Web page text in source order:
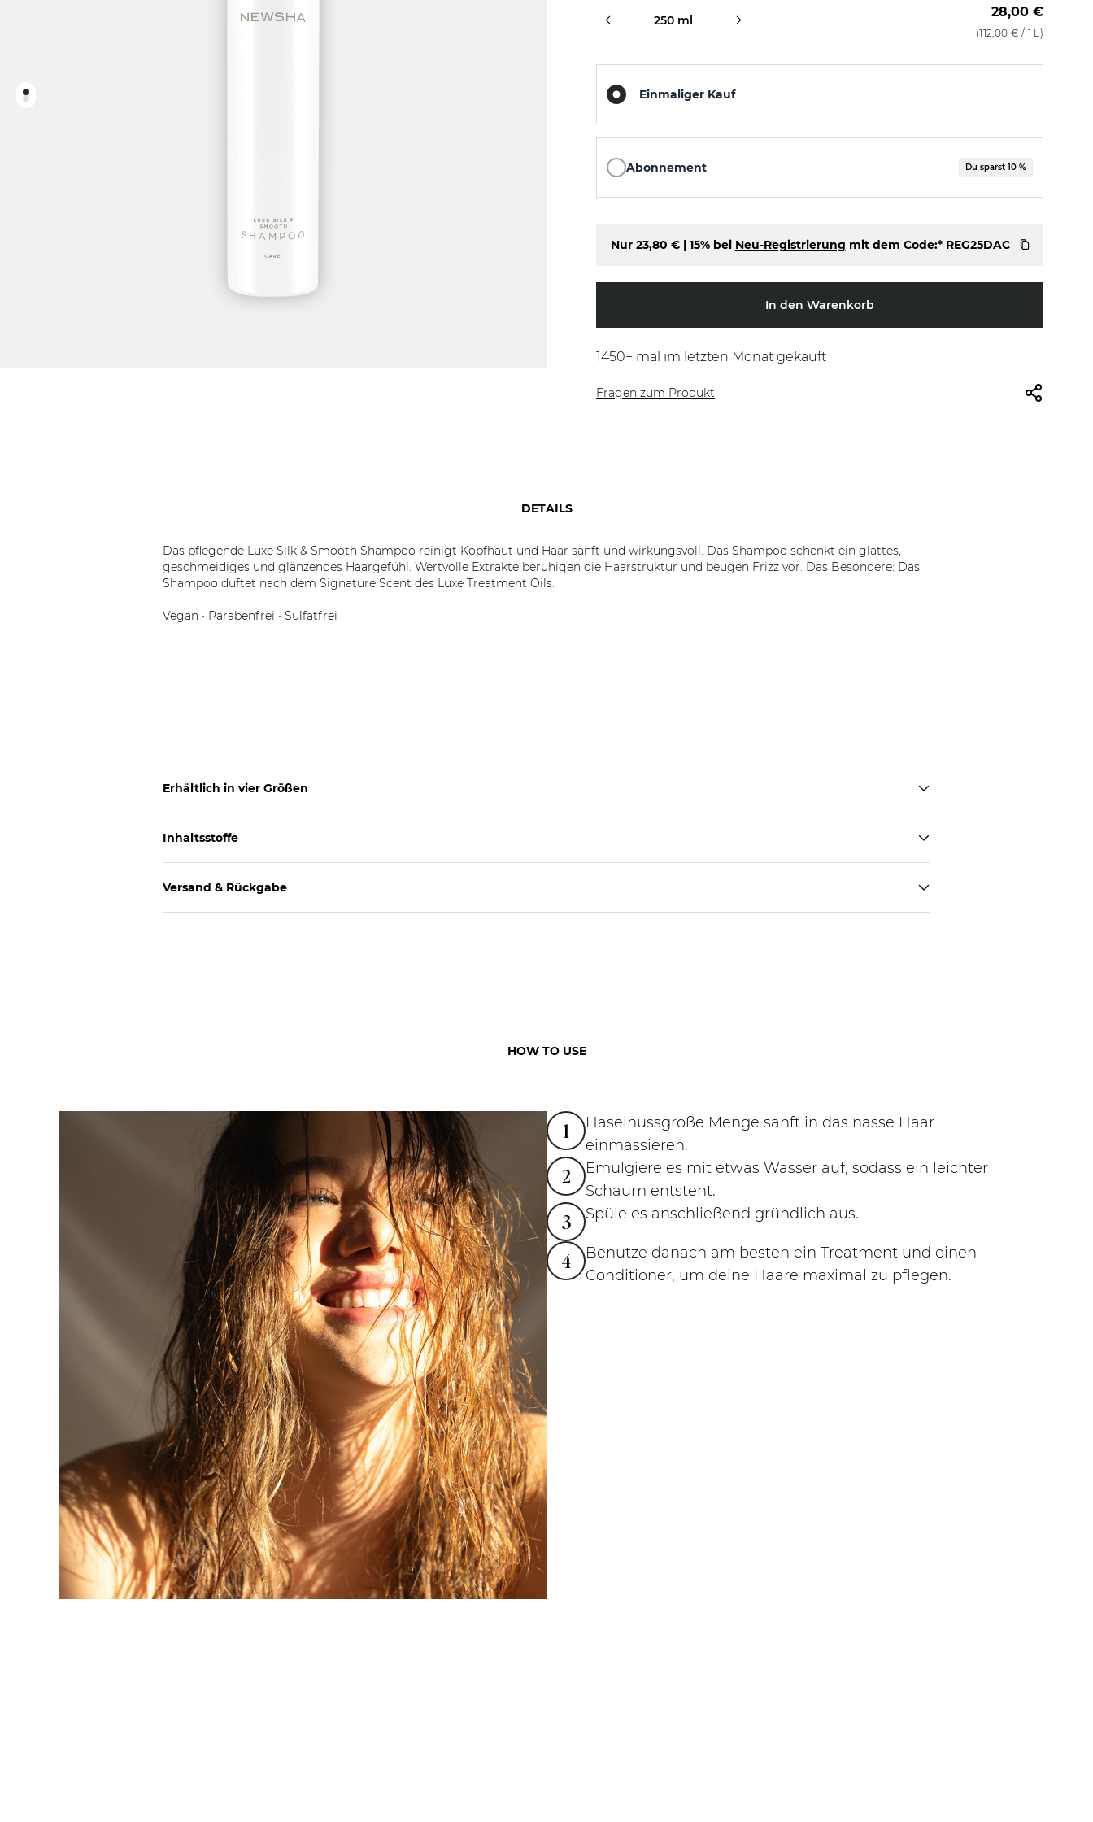
250 ml 1000 ml + Refill
28,00 €
(112,00 € / 1 L)
Einmaliger Kauf
Abonnement Du sparst 10 %
Nur 23,80 €| 15% bei Neu-Registrierung mit dem Code:* REG25DAC
In den Warenkorb
1450+ mal im letzten Monat gekauft
Fragen zum Produkt
DETAILS
Das pflegende Luxe Silk & Smooth Shampoo reinigt Kopfhaut und Haar sanft und wirkungsvoll. Das Shampoo schenkt ein glattes,
geschmeidiges und glänzendes Haargefühl. Wertvolle Extrakte beruhigen die Haarstruktur und beugen Frizz vor. Das Besondere: Das
Shampoo duftet nach dem Signature Scent des Luxe Treatment Oils.
Vegan • Parabenfrei • Sulfatfrei
Erhältlich in vier Größen
Inhaltsstoffe
Versand & Rückgabe
HOW TO USE
1
Haselnussgroße Menge sanft in das nasse Haar
einmassieren.
2
Emulgiere es mit etwas Wasser auf, sodass ein leichter
Schaum entsteht.
3 Spüle es anschließend gründlich aus.
4
Benutze danach am besten ein Treatment und einen
Conditioner, um deine Haare maximal zu pflegen.